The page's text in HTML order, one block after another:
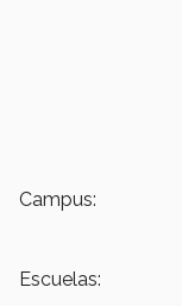
Campus:
Escuelas: